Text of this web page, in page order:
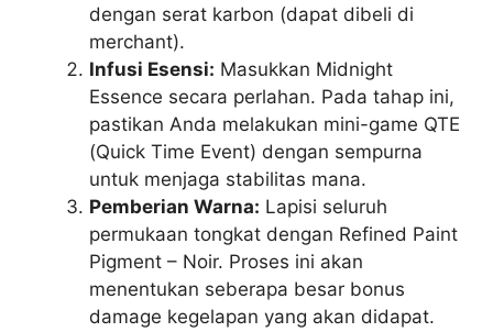
dengan serat karbon (dapat dibeli di
merchant).
Infusi Esensi: Masukkan Midnight
Essence secara perlahan. Pada tahap ini,
pastikan Anda melakukan mini-game QTE
(Quick Time Event) dengan sempurna
untuk menjaga stabilitas mana.
Pemberian Warna: Lapisi seluruh
permukaan tongkat dengan Refined Paint
Pigment – Noir. Proses ini akan
menentukan seberapa besar bonus
damage kegelapan yang akan didapat.